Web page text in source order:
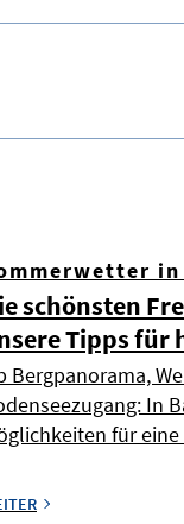
in
schönsten
Tipps für
Bergpanorama,
In
für